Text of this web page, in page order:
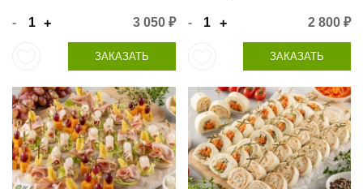
- + 3 050 ₽
ЗАКАЗАТЬ
- + 2 800 ₽
ЗАКАЗАТЬ